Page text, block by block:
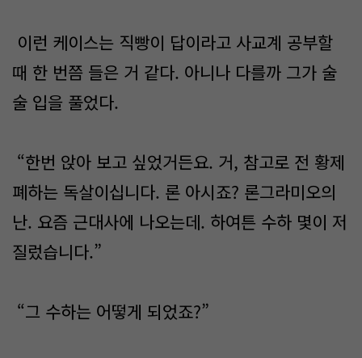
이런 케이스는 직빵이 답이라고 사교계 공부할
때 한 번쯤 들은 거 같다. 아니나 다를까 그가 술
술 입을 풀었다.
“한번 앉아 보고 싶었거든요. 거, 참고로 전 황제
폐하는 독살이십니다. 론 아시죠? 론그라미오의
난. 요즘 근대사에 나오는데. 하여튼 수하 몇이 저
질렀습니다.”
“그 수하는 어떻게 되었죠?”